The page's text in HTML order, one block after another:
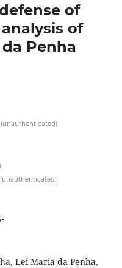
of
of
Penha
(unauthenticated)
Lei Maria da Penha,